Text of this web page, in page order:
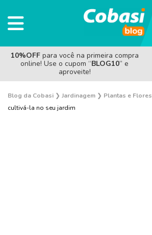
10%OFF para você na primeira compra
online! Use o cupom “BLOG10” e
aproveite!
Blog da Cobasi ❯ Jardinagem ❯ Plantas e Flores
cultivá-la no seu jardim